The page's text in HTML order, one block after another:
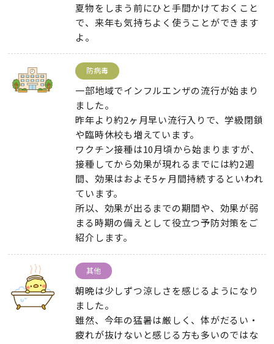
夏物をしまう前にひと手間かけておくこと
で、 来年も気持ちよく使うことができます
よ。
防病毒
一部地域でインフルエンザの流行が始まり
ました。
昨年より約2ヶ月早い流行入りで、学級閉鎖
や臨時休校も増えています。
ワクチン接種は10月頃から始まりますが、
接種してから効果が現れるまでには約2週
間、 効果はおよそ5ヶ月間持続するといわれ
ています。
所以、 効果が出るまでの期間や、 効果が弱
まる時期の備えとして役立つ予防対策をご
紹介します。
其他
朝晩は少しずつ涼しさを感じるようになり
ました。
雖然、 今年の猛暑は厳しく 、体がだるい・
疲れが抜けないと感じる方も多いのではな